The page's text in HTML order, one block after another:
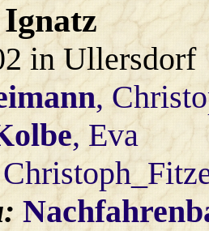
in Ullersdorf
,
, Eva